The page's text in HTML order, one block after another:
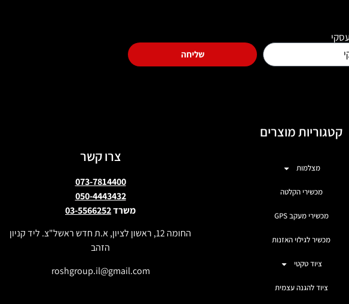
שליחה
קטגוריות מוצרים
מצלמות
מכשירי הקלטה
מכשירי מעקב GPS
מכשיר לגילוי האזנות
ציוד טקטי
ציוד להגנה עצמית
צרו קשר
073-7814400
050-4443432
משרד03-5566252
החומה 12, ראשון לציון, א.ת חדש ראשל"צ. ליד קניון
הזהב
roshgroup.il@gmail.com